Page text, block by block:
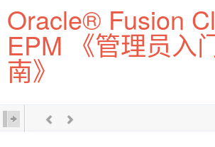
Oracle® Fusion
EPM 《管理员入
南》